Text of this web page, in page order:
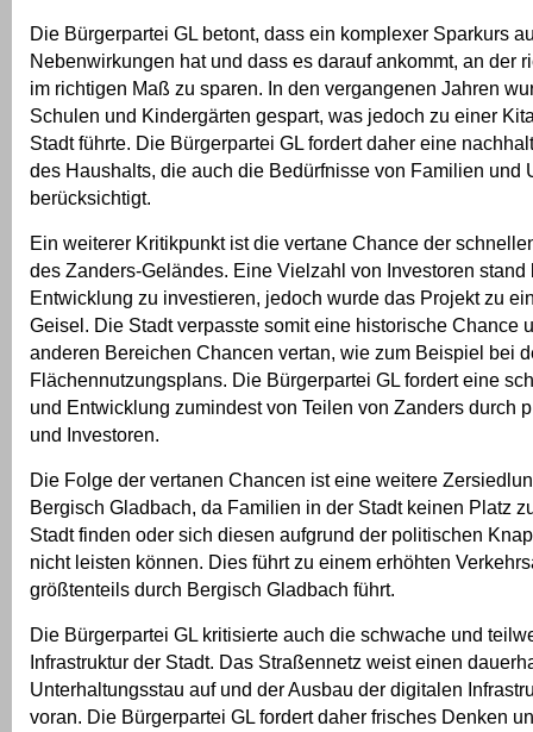
Die Bürgerpartei GL betont, dass ein komplexer Sparkurs
Nebenwirkungen hat und dass es darauf ankommt, an der
im richtigen Maß zu sparen. In den vergangenen Jahren
Schulen und Kindergärten gespart, was jedoch zu einer
Stadt führte. Die Bürgerpartei GL fordert daher eine
des Haushalts, die auch die Bedürfnisse von Familien und
berücksichtigt.
Ein weiterer Kritikpunkt ist die vertane Chance der
des Zanders-Geländes. Eine Vielzahl von Investoren stand
Entwicklung zu investieren, jedoch wurde das Projekt zu
Geisel. Die Stadt verpasste somit eine historische Chance
anderen Bereichen Chancen vertan, wie zum Beispiel bei
Flächennutzungsplans. Die Bürgerpartei GL fordert eine
und Entwicklung zumindest von Teilen von Zanders durch
und Investoren.
Die Folge der vertanen Chancen ist eine weitere
Bergisch Gladbach, da Familien in der Stadt keinen Platz
Stadt finden oder sich diesen aufgrund der politischen
nicht leisten können. Dies führt zu einem erhöhten
größtenteils durch Bergisch Gladbach führt.
Die Bürgerpartei GL kritisierte auch die schwache und
Infrastruktur der Stadt. Das Straßennetz weist einen
Unterhaltungsstau auf und der Ausbau der digitalen
voran. Die Bürgerpartei GL fordert daher frisches Denken